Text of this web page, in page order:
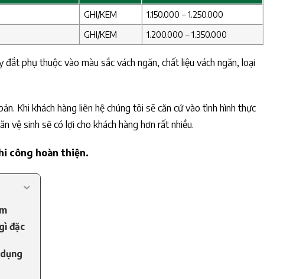
GHI/KEM
1.150.000 – 1.250.000
GHI/KEM 1.200.000 – 1.350.000
phụ thuộc vào màu sắc vách ngăn, chất liệu vách ngăn, loại
Khi khách hàng liên hệ chúng tôi sẽ căn cứ vào tình hình thực
vệ sinh sẽ có lợi cho khách hàng hơn rất nhiều.
công hoàn thiện.
đặc